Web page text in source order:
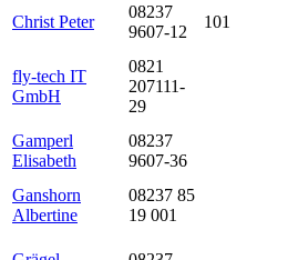
Christ Peter
08237
9607-12
101
fly-tech IT
GmbH
0821
207111-
29
Gamperl
Elisabeth
08237
9607-36
Ganshorn
Albertine
08237 85
19 001